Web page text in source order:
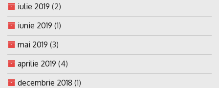
iulie 2019 (2)
iunie 2019 (1)
mai 2019 (3)
aprilie 2019 (4)
decembrie 2018 (1)